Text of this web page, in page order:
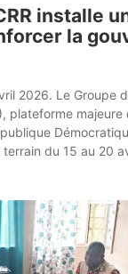
installe
la
2026. Le Groupe
plateforme
du 15 au 20